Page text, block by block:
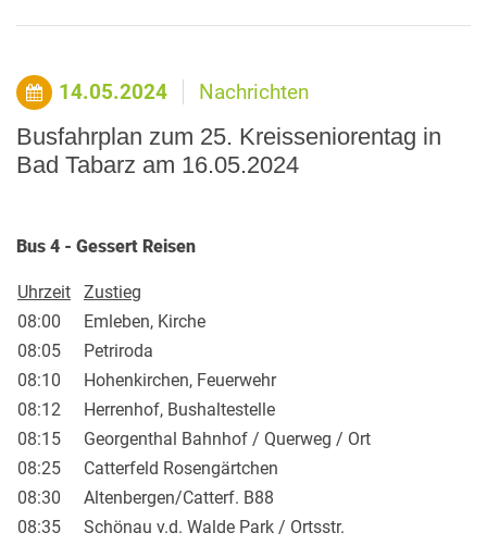
14.05.2024 Nachrichten
Busfahrplan zum 25. Kreisseniorentag in
Bad Tabarz am 16.05.2024
Bus 4 - Gessert Reisen
Uhrzeit
Zustieg
08:00
Emleben, Kirche
08:05
Petriroda
08:10
Hohenkirchen, Feuerwehr
08:12
Herrenhof, Bushaltestelle
08:15
Georgenthal Bahnhof / Querweg / Ort
08:25
Catterfeld Rosengärtchen
08:30
Altenbergen/Catterf. B88
08:35
Schönau v.d. Walde Park / Ortsstr.